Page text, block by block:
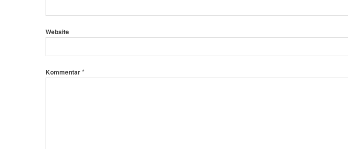
Website
Kommentar*